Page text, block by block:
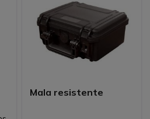
Mala resistente